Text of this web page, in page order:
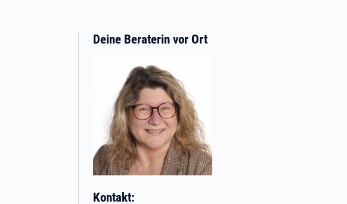
Deine Beraterin vor Ort
Kontakt: